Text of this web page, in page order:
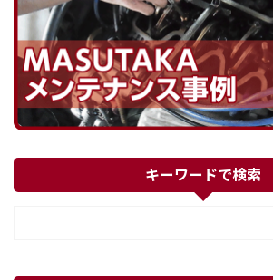
キーワードで検索